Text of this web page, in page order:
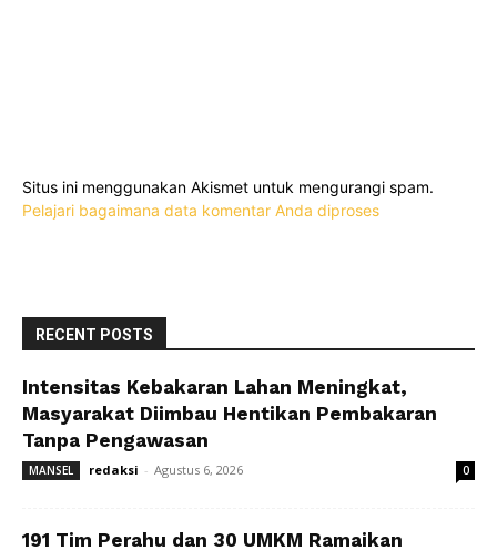
Situs ini menggunakan Akismet untuk mengurangi spam.
Pelajari bagaimana data komentar Anda diproses
RECENT POSTS
Intensitas Kebakaran Lahan Meningkat,
Masyarakat Diimbau Hentikan Pembakaran
Tanpa Pengawasan
MANSEL redaksi - Agustus 6, 2026 0
191 Tim Perahu dan 30 UMKM Ramaikan